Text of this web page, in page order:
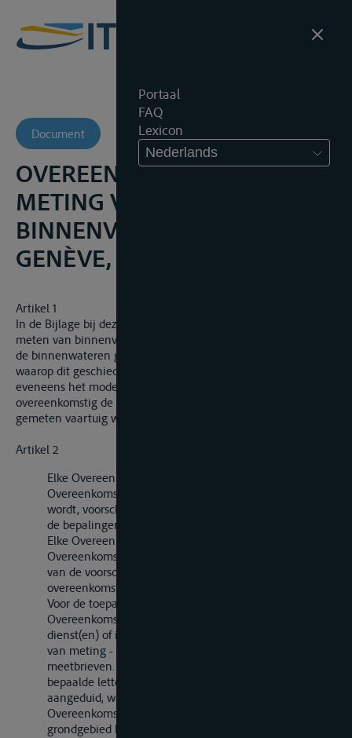
Portaal
FAQ
Lexicon
Nederlands
Document
OVEREENKOMST NOPENS DE
METING VAN
BINNENVAARTUIGEN,
GENÈVE, 15 FEBRUARI 1966
Artikel 1
In de Bijlage bij deze Overeenkomst wordt het doel van het
meten van binnenvaartuigen en van andere bij de vaart op
de binnenwateren gebruikte vaartuigen, alsmede de wijze
waarop dit geschiedt, beschreven. In bedoelde Bijlage wordt
eveneens het model beschreven van de meetbrief die voor elk
overeenkomstig de bepalingen van deze Overeenkomst
gemeten vaartuig wordt afgegeven.
Artikel 2
Elke Overeenkomstsluitende Partij vaardigt, zodra de
Overeenkomst op haar grondgebied van toepassing
wordt, voorschriften uit voor de tenuitvoerlegging van
de bepalingen van deze Overeenkomst en de Bijlage.
Elke Overeenkomstsluitende Partij stelt elke andere
Overeenkomstsluitende Partij op haar verzoek in kennis
van de voorschriften die zij heeft uitgevaardigd
overeenkomstig het eerste lid van dit artikel.
Voor de toepassing van deze Overeenkomst wijst elke
Overeenkomstsluitende Partij op haar grondgebied de
dienst(en) of instelling(en) - hierna te noemen bureaus
van meting - aan, die zijn belast met het afgeven van
meetbrieven. Elk bureau van meting wordt met
bepaalde letters of met bepaalde cijfers en letters
aangeduid, waarbij de laatste letter(s) de
Overeenkomstsluitende Partij aanduidt(duiden) op wier
grondgebied het bureau is gevestigd.